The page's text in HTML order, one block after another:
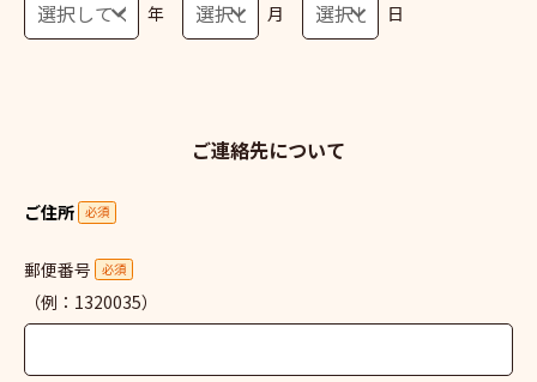
年 月 日
ご連絡先について
ご住所 必須
郵便番号 必須
（例：1320035）